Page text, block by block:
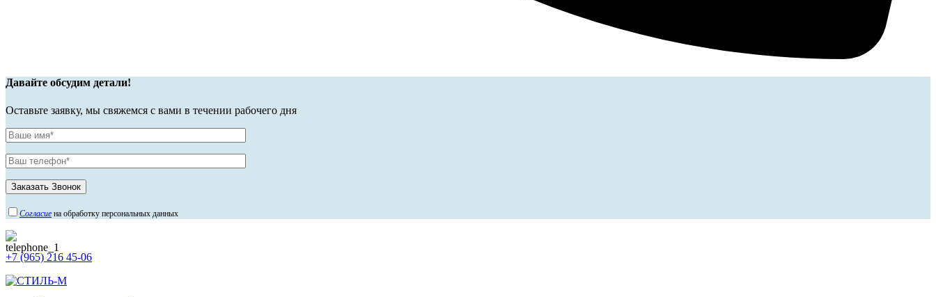
Давайте обсудим детали!
Оставьте заявку, мы свяжемся с вами в течении рабочего дня
Согласие на обработку персональных данных
+7 (965) 216 45-06